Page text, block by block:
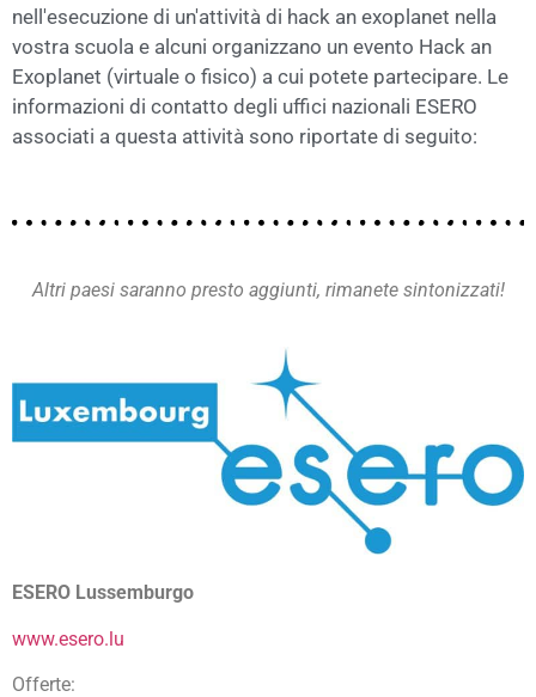
nell'esecuzione di un'attività di hack an exoplanet nella
vostra scuola e alcuni organizzano un evento Hack an
Exoplanet (virtuale o fisico) a cui potete partecipare. Le
informazioni di contatto degli uffici nazionali ESERO
associati a questa attività sono riportate di seguito:
Altri paesi saranno presto aggiunti, rimanete sintonizzati!
ESERO Lussemburgo
www.esero.lu
Offerte: